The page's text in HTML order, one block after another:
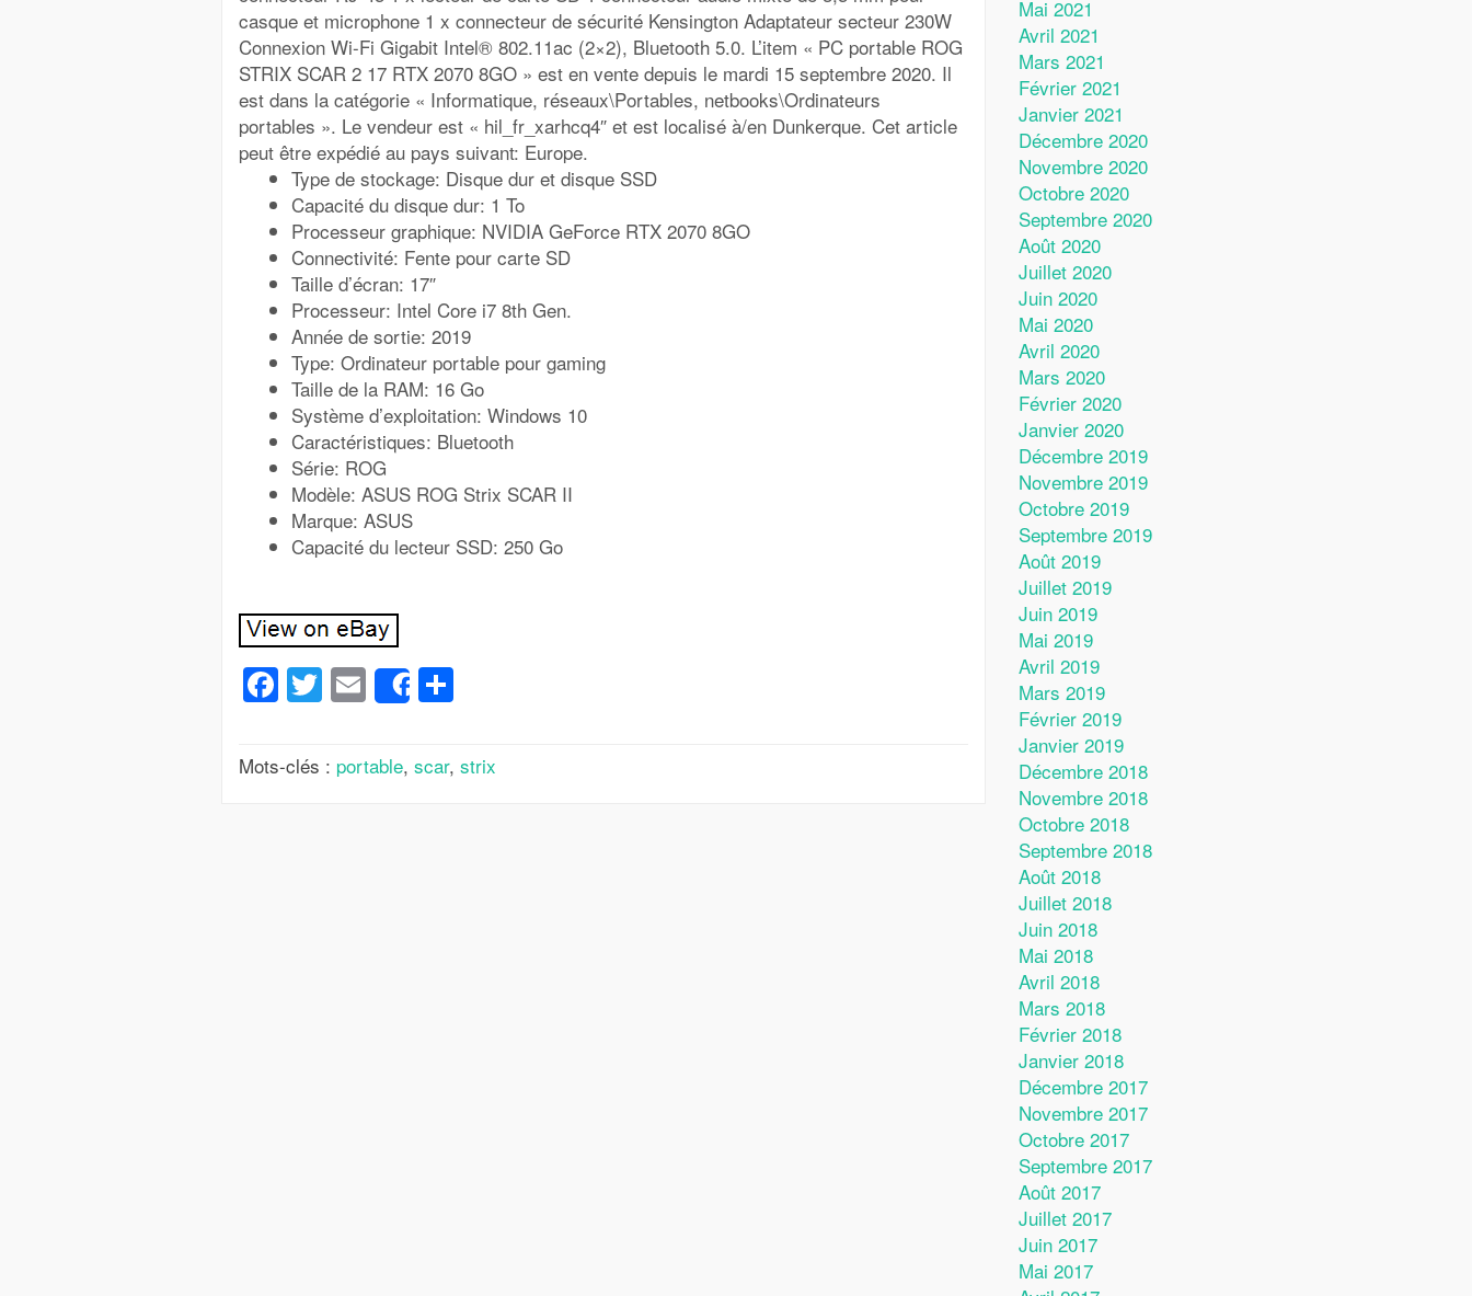
casque et microphone 1 x connecteur de sécurité Kensington Adaptateur secteur 230W
Connexion Wi-Fi Gigabit Intel® 802.11ac (2×2), Bluetooth 5.0. L’item « PC portable ROG
STRIX SCAR 2 17 RTX 2070 8GO » est en vente depuis le mardi 15 septembre 2020. Il
est dans la catégorie « Informatique, réseaux\Portables, netbooks\Ordinateurs
portables ». Le vendeur est « hil_fr_xarhcq4″ et est localisé à/en Dunkerque. Cet article
peut être expédié au pays suivant: Europe.
Type de stockage: Disque dur et disque SSD
Capacité du disque dur: 1 To
Processeur graphique: NVIDIA GeForce RTX 2070 8GO
Connectivité: Fente pour carte SD
Taille d’écran: 17″
Processeur: Intel Core i7 8th Gen.
Année de sortie: 2019
Type: Ordinateur portable pour gaming
Taille de la RAM: 16 Go
Système d’exploitation: Windows 10
Caractéristiques: Bluetooth
Série: ROG
Modèle: ASUS ROG Strix SCAR II
Marque: ASUS
Capacité du lecteur SSD: 250 Go
Facebook
Twitter
Email
Share
Mots-clés : portable, scar, strix
Mai 2021
Avril 2021
Mars 2021
Février 2021
Janvier 2021
Décembre 2020
Novembre 2020
Octobre 2020
Septembre 2020
Août 2020
Juillet 2020
Juin 2020
Mai 2020
Avril 2020
Mars 2020
Février 2020
Janvier 2020
Décembre 2019
Novembre 2019
Octobre 2019
Septembre 2019
Août 2019
Juillet 2019
Juin 2019
Mai 2019
Avril 2019
Mars 2019
Février 2019
Janvier 2019
Décembre 2018
Novembre 2018
Octobre 2018
Septembre 2018
Août 2018
Juillet 2018
Juin 2018
Mai 2018
Avril 2018
Mars 2018
Février 2018
Janvier 2018
Décembre 2017
Novembre 2017
Octobre 2017
Septembre 2017
Août 2017
Juillet 2017
Juin 2017
Mai 2017